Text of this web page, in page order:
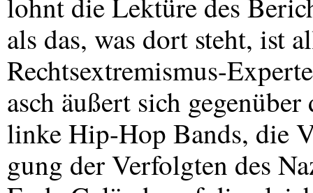
als das, was dort steht, ist
Rechtsextremismus-
asch äußert sich
linke Hip-Hop Bands, die
gung der Verfolgten des